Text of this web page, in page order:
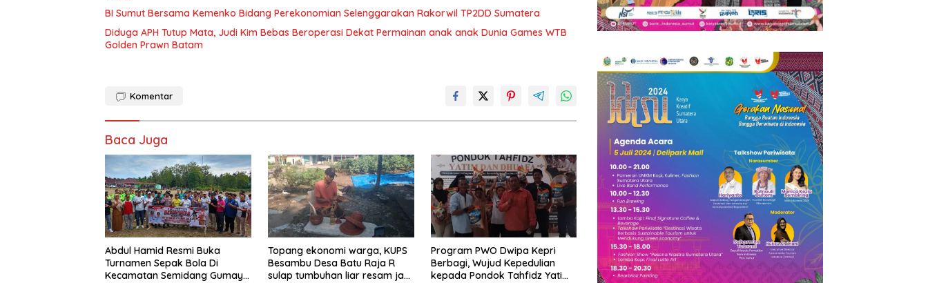
BI Sumut Bersama Kemenko Bidang Perekonomian Selenggarakan Rakorwil TP2DD Sumatera
Diduga APH Tutup Mata, Judi Kim Bebas Beroperasi Dekat Permainan anak anak Dunia Games WTB
Golden Prawn Batam
Komentar
Baca Juga
Abdul Hamid Resmi Buka
Turnamen Sepak Bola Di
Kecamatan Semidang Gumay
Topang ekonomi warga, KUPS
Besambu Desa Batu Raja R
sulap tumbuhan liar resam jadi
Program PWO Dwipa Kepri
Berbagi, Wujud Kepedulian
kepada Pondok Tahfidz Yatim